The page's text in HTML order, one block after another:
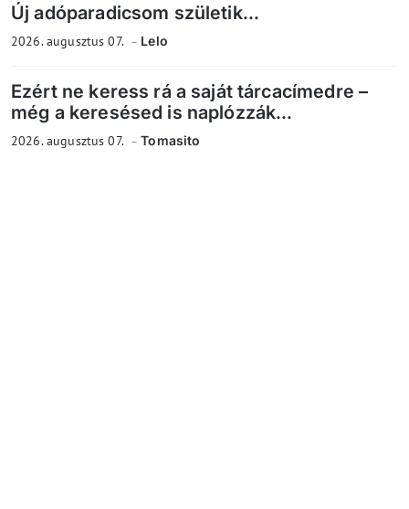
Új adóparadicsom születik...
2026. augusztus 07. Lelo
Ezért ne keress rá a saját tárcacímedre –
még a keresésed is naplózzák...
2026. augusztus 07. Tomasito